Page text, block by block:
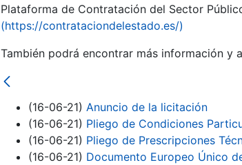
Mostrar/Ocultar
Plataforma de Contratación del Sector
(https://contrataciondelestado.es/)
También podrá encontrar más información y
(16-06-21) Anuncio de la licitación
(16-06-21) Pliego de Condiciones
(16-06-21) Pliego de Prescripciones
(16-06-21) Documento Europeo Único